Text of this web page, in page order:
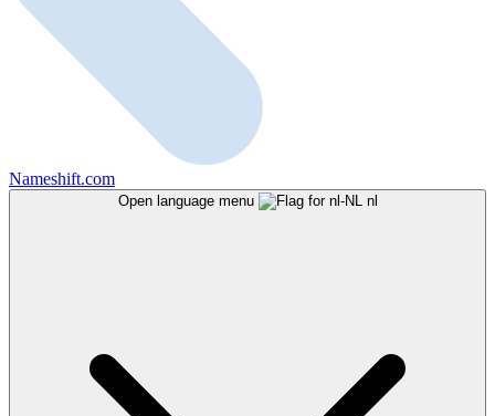
Nameshift.com
Open language menu nl